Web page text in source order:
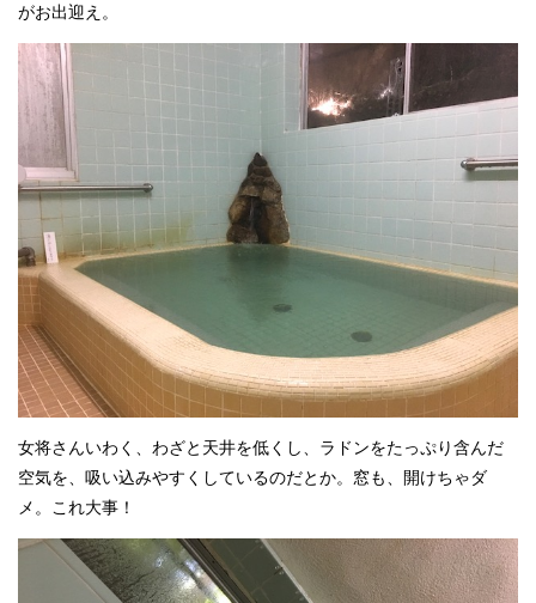
がお出迎え。
女将さんいわく、わざと天井を低くし、ラドンをたっぷり含んだ
空気を、吸い込みやすくしているのだとか。窓も、開けちゃダ
メ。これ大事！